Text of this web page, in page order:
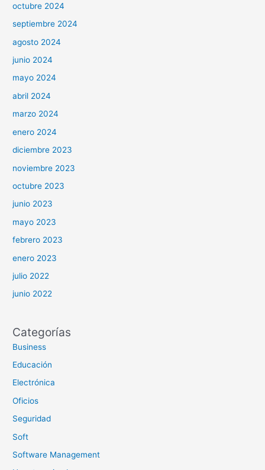
octubre 2024
septiembre 2024
agosto 2024
junio 2024
mayo 2024
abril 2024
marzo 2024
enero 2024
diciembre 2023
noviembre 2023
octubre 2023
junio 2023
mayo 2023
febrero 2023
enero 2023
julio 2022
junio 2022
Categorías
Business
Educación
Electrónica
Oficios
Seguridad
Soft
Software Management